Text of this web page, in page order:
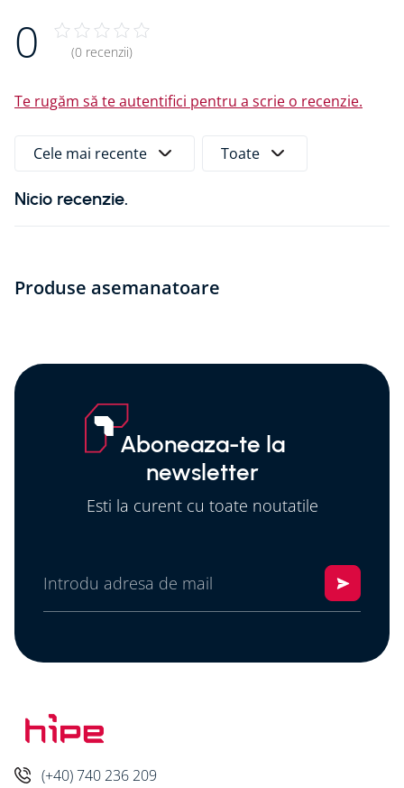
Fise tehnice si alte documente
0 (0 recenzii)
Te rugăm să te autentifici pentru a scrie o recenzie.
Cele mai recente Toate
Nicio recenzie.
Produse asemanatoare
Aboneaza-te la
newsletter
Esti la curent cu toate noutatile
(+40) 740 236 209